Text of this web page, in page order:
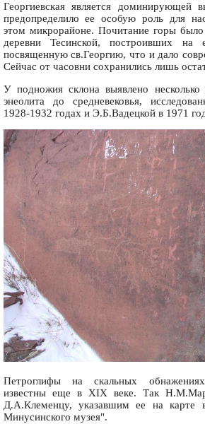
Георгиевская является доминирующей
предопределило ее особую роль для
этом микрорайоне. Почитание горы было
деревни Тесинской, построивших на
посвященную св.Георгию, что и дало
Сейчас от часовни сохранились лишь
У подножия склона выявлено несколько
энеолита до средневековья,
1928-1932 годах и Э.Б.Вадецкой в 1971
Петроглифы на скальных
известны еще в XIX веке. Так
Д.А.Клеменцу, указавшим ее на карте
Минусинского музея".